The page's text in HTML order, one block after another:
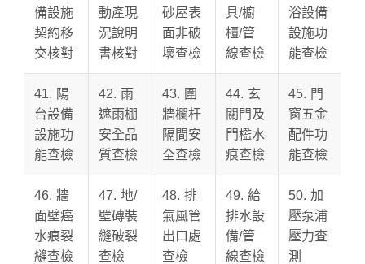
備設施
契約移
交核對
動產現
況說明
書核對
砂屋表
面非破
壞查檢
具/櫥
櫃/管
線查檢
浴設備
設施功
能查檢
41. 陽
台設備
設施功
能查檢
42. 雨
遮雨棚
安全品
質查檢
43. 圍
牆欄杆
隔間安
全查檢
44. 玄
關門及
門檻水
痕查檢
45. 門
窗五金
配件功
能查檢
46. 牆
面壁癌
水痕裂
縫查檢
47. 地/
壁磚裝
縫破裂
查檢
48. 排
氣風管
出口處
查檢
49. 給
排水設
備/管
線查檢
50. 加
壓泵浦
壓力查
測